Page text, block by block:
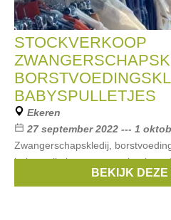
STOCKVERKOOP
BABYSPULLETJES
Ekeren
27 september 2022 --- 1
Zwangerschapskledij,
babyspulletjes aan grote
Esprit,Noppies,
BEKIJK DEZE